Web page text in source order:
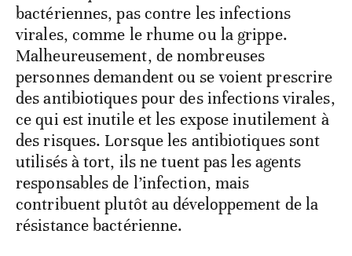
bactériennes, pas contre les infections
virales, comme le rhume ou la grippe.
Malheureusement, de nombreuses
personnes demandent ou se voient prescrire
des antibiotiques pour des infections virales,
ce qui est inutile et les expose inutilement à
des risques. Lorsque les antibiotiques sont
utilisés à tort, ils ne tuent pas les agents
responsables de l’infection, mais
contribuent plutôt au développement de la
résistance bactérienne.